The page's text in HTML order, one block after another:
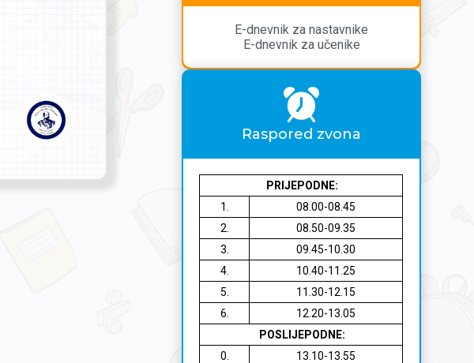
E-dnevnik za nastavnike
E-dnevnik za učenike
Raspored zvona
PRIJEPODNE:
1.
08.00-08.45
2.
08.50-09.35
3.
09.45-10.30
4.
10.40-11.25
5.
11.30-12.15
6.
12.20-13.05
POSLIJEPODNE:
0.
13.10-13.55